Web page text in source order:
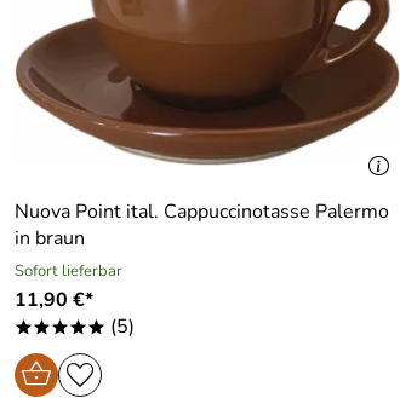
Nuova Point ital. Cappuccinotasse Palermo
in braun
Sofort lieferbar
11,90 €*
***** (5)